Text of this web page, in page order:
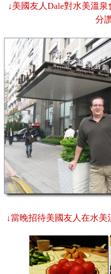
↓美國友人Dale對水美溫
分
↓當晚招待美國友人在水